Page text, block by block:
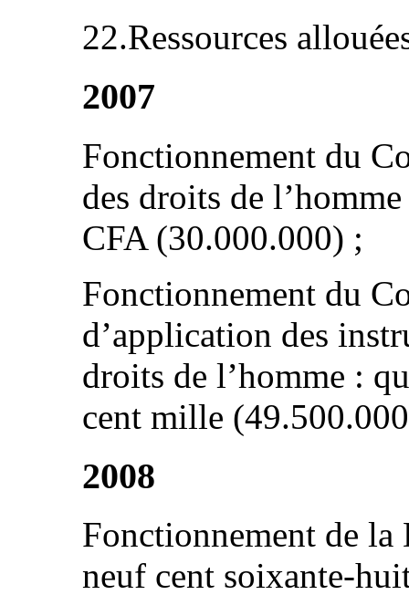
22.Ressources
2007
Fonctionnement du
des droits de
CFA (30.000.000) ;
Fonctionnement du
d’application des
droits de l’homme :
cent mille
2008
Fonctionnement de
neuf cent soixante-